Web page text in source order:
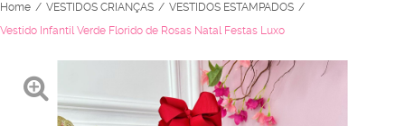
Home VESTIDOS CRIANÇAS
VESTIDOS ESTAMPADOS
Vestido Infantil Verde Florido de Rosas Natal Festas Luxo